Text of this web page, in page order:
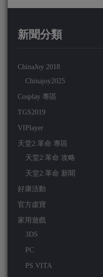
新聞分類
ChinaJoy 2018
Chinajoy2025
Cosplay 專區
TGS2019
VIPlayer
天堂2:革命 專區
天堂2:革命 攻略
天堂2:革命 新聞
好康活動
官方虛寶
家用遊戲
3DS
PC
PS VITA